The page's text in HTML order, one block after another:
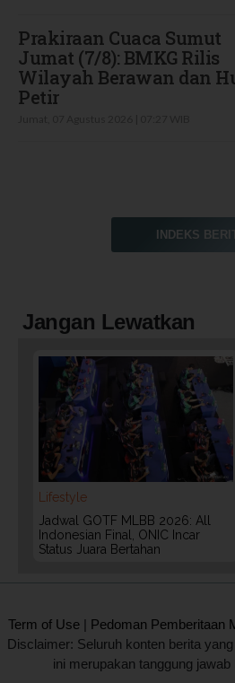
Prakiraan Cuaca Sumut
Jumat (7/8): BMKG Rilis
Wilayah Berawan dan
Petir
INDEKS
Jangan Lewatkan
Lifestyle
Jadwal GOTF MLBB 2026: All
Indonesian Final, ONIC Incar
Status Juara Bertahan
Term of Use | Pedoman Pemberitaan
Disclaimer: Seluruh konten berita
ini merupakan tanggung